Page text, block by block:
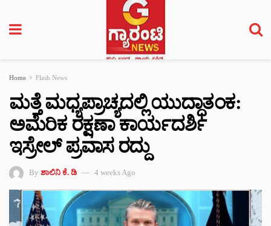
Home Flash News
ಮತ್ತೆ ಮಧ್ಯಪ್ರಾಚ್ಯದಲ್ಲಿ ಯುದ್ಧಾತಂಕ:
ಅಮೆರಿಕ ರಕ್ಷಣಾ ಕಾರ್ಯದರ್ಶಿ
ಇಸ್ರೇಲ್ ಪ್ರವಾಸ ರದ್ದು
By ಶಾಲಿನಿ ಕೆ. ಡಿ 4 weeks Ago